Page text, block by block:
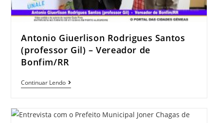
Antonio Giuerlison Rodrigues Santos
(professor Gil) – Vereador de
Bonfim/RR
Continuar Lendo
Antonio
Santos